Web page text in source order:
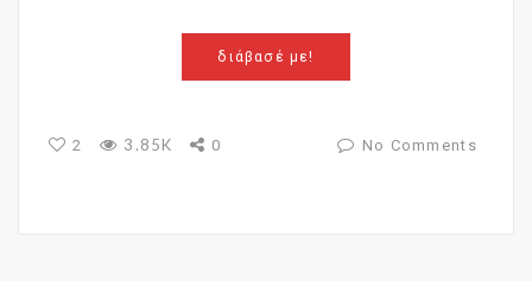
διάβασέ με!
2 3.85K 0 No Comments